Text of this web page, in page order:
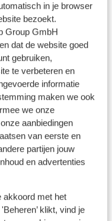
in je browser
bezoekt.
Group GmbH
dat de website goed
gebruiken,
te verbeteren en
informatie
maken we ook
we onze
aanbiedingen
van eerste en
partijen jouw
en advertenties
akkoord met het
klikt, vind je
(gratis) ,